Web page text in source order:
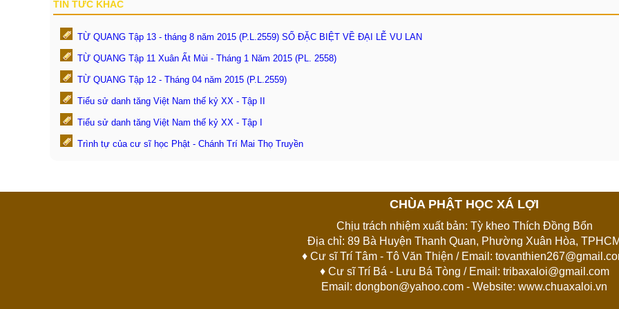
TIN TỨC KHÁC
TỪ QUANG Tập 13 - tháng 8 năm 2015 (P.L.2559) SỐ ĐẶC BIỆT VỀ ĐẠI LỄ VU LAN
TỪ QUANG Tập 11 Xuân Ất Mùi - Tháng 1 Năm 2015 (PL. 2558)
TỪ QUANG Tập 12 - Tháng 04 năm 2015 (P.L.2559)
Tiểu sử danh tăng Việt Nam thế kỷ XX - Tập II
Tiểu sử danh tăng Việt Nam thế kỷ XX - Tập I
Trình tự của cư sĩ học Phật - Chánh Trí Mai Thọ Truyền
CHÙA PHẬT HỌC XÁ LỢI
Chịu trách nhiệm xuất bản: Tỳ kheo Thích Đồng Bổn
Địa chỉ: 89 Bà Huyện Thanh Quan, Phường Xuân Hòa,
♦ Cư sĩ Trí Tâm - Tô Văn Thiện / Email:
♦ Cư sĩ Trí Bá - Lưu Bá Tòng / Email: tribaxaloi@gmail.com
Email: dongbon@yahoo.com - Website: www.chuaxaloi.vn